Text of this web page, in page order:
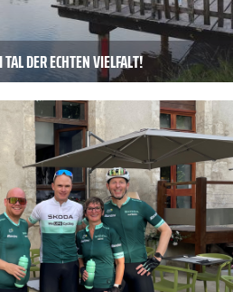
DER ECHTEN VIELFALT!